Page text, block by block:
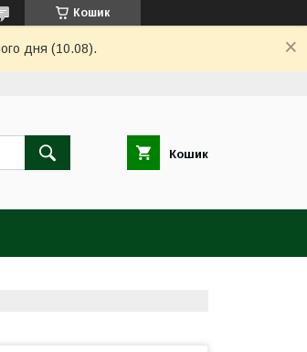
Кошик
дня (10.08).
Кошик